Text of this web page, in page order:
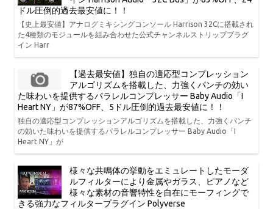
ドル圧倒的過去最安値に！！
【史上最安値】アナログミキシングコンソール Harrison 32Cに搭載され
た4種類のモジュールを組み合わせた公式チャンネルストリッププラグ
イン Harr
【過去最安値】独自の適応型コンプレッション
アルゴリズムを搭載した、力強くパンチの効い
た味わいを提供するパラレルコンプレッサー Baby Audio「I
Heart NY」が87%OFF、5ドル圧倒的過去最安値に！！
独自の適応型コンプレッションアルゴリズムを搭載した、力強くパンチ
の効いた味わいを提供するパラレルコンプレッサー Baby Audio「I
Heart NY」が
様々な共鳴体の挙動をエミュレートしたモーダ
ルフィルターにより金属やガラス、ピアノなど
様々な素材の音響特性を自在にモーフィングで
きる強力なフィルタープラグイン Polyverse